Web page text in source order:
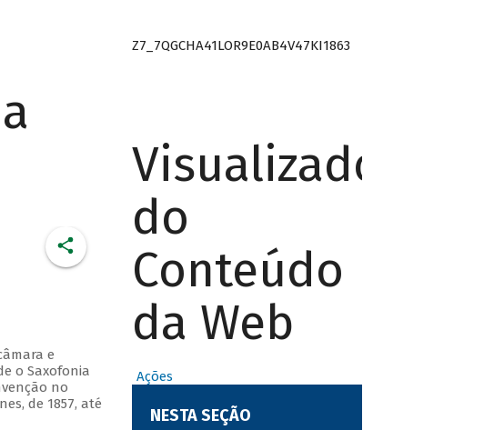
e
o Saxofonia
no
de 1857, até
Z7_7QGCHA41LOR9E0AB4V47KI1863
Visualizador
do
Conteúdo
da Web
Ações
NESTA SEÇÃO